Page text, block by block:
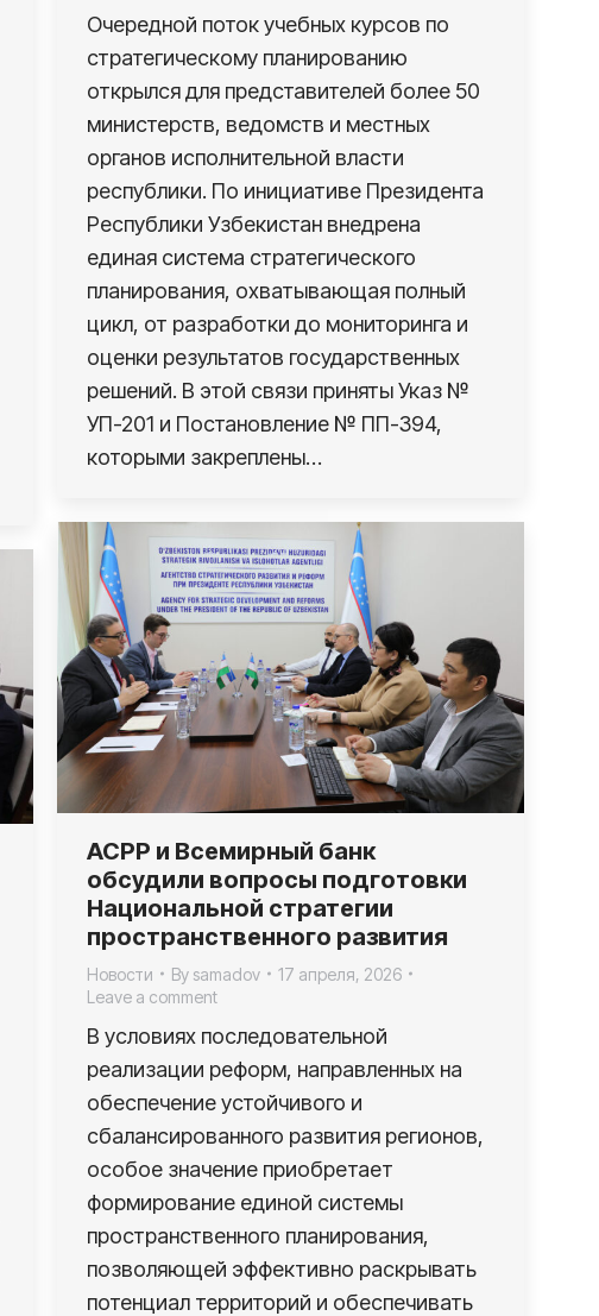
Очередной поток учебных курсов по
стратегическому планированию
открылся для представителей более 50
министерств, ведомств и местных
органов исполнительной власти
республики. По инициативе Президента
Республики Узбекистан внедрена
единая система стратегического
планирования, охватывающая полный
цикл, от разработки до мониторинга и
оценки результатов государственных
решений. В этой связи приняты Указ №
УП-201 и Постановление № ПП-394,
которыми закреплены…
АСРР и Всемирный банк
обсудили вопросы подготовки
Национальной стратегии
пространственного развития
Новости By samadov
17 апреля, 2026
Leave a comment
В условиях последовательной
реализации реформ, направленных на
обеспечение устойчивого и
сбалансированного развития регионов,
особое значение приобретает
формирование единой системы
пространственного планирования,
позволяющей эффективно раскрывать
потенциал территорий и обеспечивать